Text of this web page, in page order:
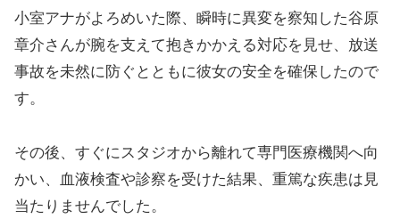
小室アナがよろめいた際、瞬時に異変を察知した谷原
章介さんが腕を支えて抱きかかえる対応を見せ、放送
事故を未然に防ぐとともに彼女の安全を確保したので
す。
その後、すぐにスタジオから離れて専門医療機関へ向
かい、血液検査や診察を受けた結果、重篤な疾患は見
当たりませんでした。